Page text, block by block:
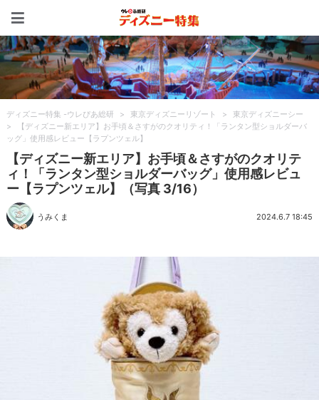
ディズニー特集 -ウレぴあ総研 > 東京ディズニーリゾート >
東京ディズニーシー
>
【ディズニー新エリア】お手頃＆さすがのクオリティ！「ランタン型ショルダーバ
ッグ」使用感レビュー【ラプンツェル】
【ディズニー新エリア】お手頃＆さすがのクオリテ
ィ！「ランタン型ショルダーバッグ」使用感レビュ
ー【ラプンツェル】（写真 3/16）
うみくま 2024.6.7 18:45